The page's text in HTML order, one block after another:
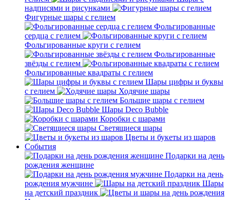
надписями и рисунками
Фигурные шары с гелием
Фольгированные
сердца с гелием
Фольгированные круги с гелием
Фольгированные
звёзды с гелием
Фольгированные квадраты с гелием
Шары цифры и буквы
с гелием
Ходячие шары
Большие шары с гелием
Шары Deco Bubble
Коробки с шарами
Светящиеся шары
Цветы и букеты из шаров
События
Подарки на день
рождения женщине
Подарки на день
рождения мужчине
Шары
на детский праздник